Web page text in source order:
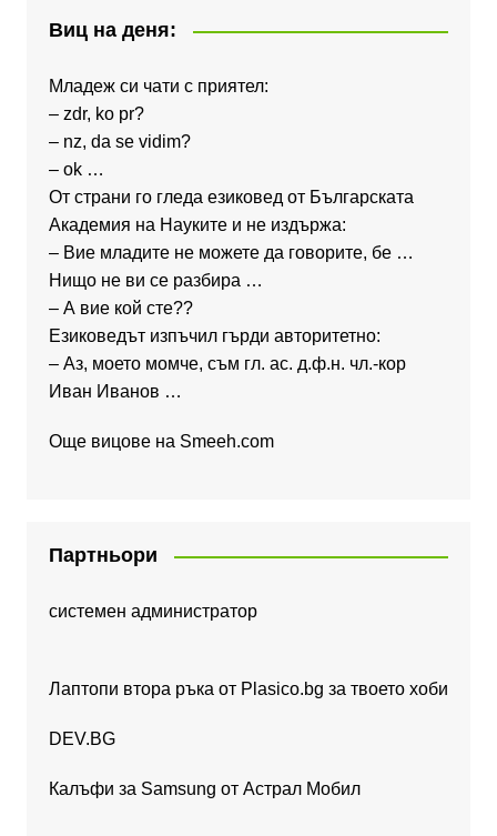
Виц на деня:
Младеж си чати с приятел:
– zdr, ko pr?
– nz, da se vidim?
– ok …
От страни го гледа езиковед от Българската
Академия на Науките и не издържа:
– Вие младите не можете да говорите, бе …
Нищо не ви се разбира …
– А вие кой сте??
Езиковедът изпъчил гърди авторитетно:
– Аз, моето момче, съм гл. ас. д.ф.н. чл.-кор
Иван Иванов …
Още вицове на Smeeh.com
Партньори
системен администратор
Лаптопи втора ръка от Plasico.bg за твоето хоби
DEV.BG
Калъфи за Samsung от Астрал Мобил